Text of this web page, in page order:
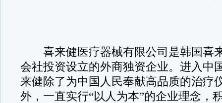
喜来健医疗器械有限公司是韩国喜
会社投资设立的外商独资企业。进入中
来健除了为中国人民奉献高品质的治疗
外，一直实行“以人为本”的企业理念，